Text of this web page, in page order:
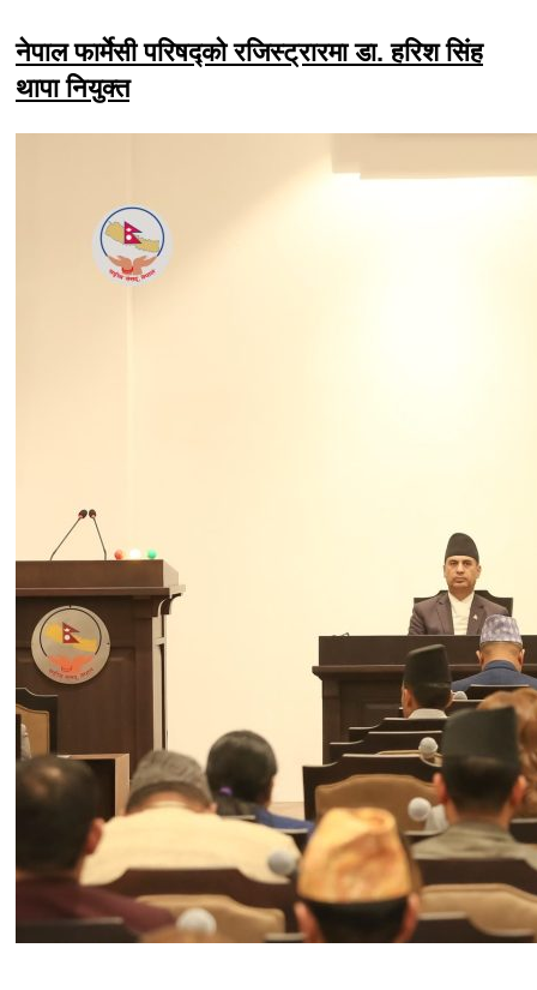
नेपाल फार्मेसी परिषद्को रजिस्ट्रारमा डा. हरिश सिंह
थापा नियुक्त